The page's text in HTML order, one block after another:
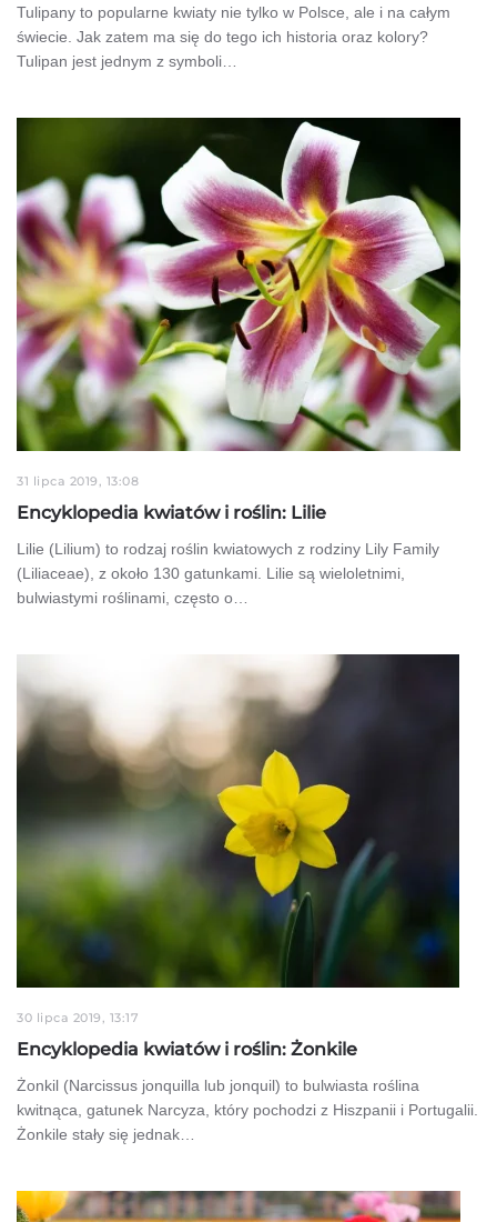
Tulipany to popularne kwiaty nie tylko w Polsce, ale i na całym
świecie. Jak zatem ma się do tego ich historia oraz kolory?
Tulipan jest jednym z symboli…
31 lipca 2019, 13:08
Encyklopedia kwiatów i roślin: Lilie
Lilie (Lilium) to rodzaj roślin kwiatowych z rodziny Lily Family
(Liliaceae), z około 130 gatunkami. Lilie są wieloletnimi,
bulwiastymi roślinami, często o…
30 lipca 2019, 13:17
Encyklopedia kwiatów i roślin: Żonkile
Żonkil (Narcissus jonquilla lub jonquil) to bulwiasta roślina
kwitnąca, gatunek Narcyza, który pochodzi z Hiszpanii i Portugalii.
Żonkile stały się jednak…